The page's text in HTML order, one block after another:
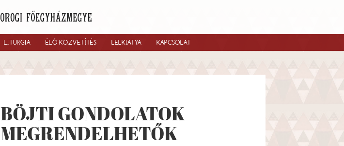
LITURGIA ÉLŐ KÖZVETÍTÉS LELKIATYA KAPCSOLAT
BÖJTI GONDOLATOK
MEGRENDELHETŐK